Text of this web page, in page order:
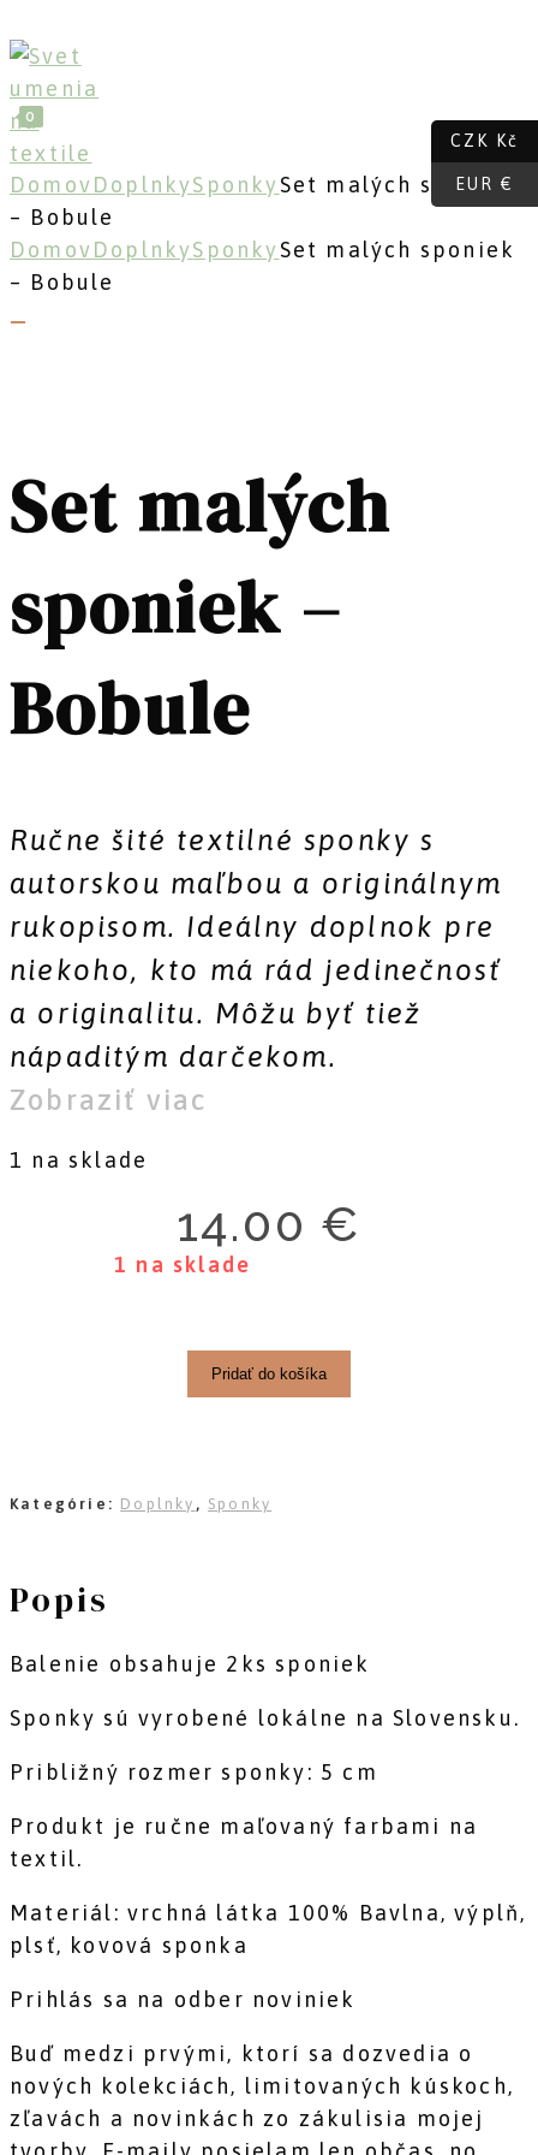
to
content
0
Domov DoplnkySponky Set malých sponiek
– Bobule
Domov DoplnkySponky Set malých sponiek
– Bobule
Set malých
sponiek –
Bobule
Ručne šité textilné sponky s
autorskou maľbou a originálnym
rukopisom. Ideálny doplnok pre
niekoho, kto má rád jedinečnosť
a originalitu. Môžu byť tiež
nápaditým darčekom.
Zobraziť viac
1 na sklade
14.00 €
1 na sklade
množstvo
Set
Bobule
Pridať do košíka
Kategórie: Doplnky , Sponky
Popis
Balenie obsahuje 2ks sponiek
Sponky sú vyrobené lokálne na Slovensku.
Približný rozmer sponky: 5 cm
Produkt je ručne maľovaný farbami na
textil.
Materiál: vrchná látka 100% Bavlna, výplň,
plsť, kovová sponka
Prihlás sa na odber noviniek
Buď medzi prvými, ktorí sa dozvedia o
nových kolekciách, limitovaných kúskoch,
zľavách a novinkách zo zákulisia mojej
CZK Kč
EUR €